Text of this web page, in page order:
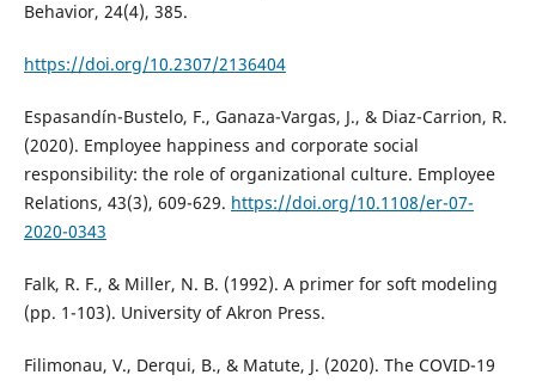
Behavior, 24(4), 385.
https://doi.org/10.2307/2136404
Espasandín-Bustelo, F., Ganaza-Vargas, J., & Diaz-Carrion, R.
(2020). Employee happiness and corporate social
responsibility: the role of organizational culture. Employee
Relations, 43(3), 609-629. https://doi.org/10.1108/er-07-
2020-0343
Falk, R. F., & Miller, N. B. (1992). A primer for soft modeling
(pp. 1-103). University of Akron Press.
Filimonau, V., Derqui, B., & Matute, J. (2020). The COVID-19